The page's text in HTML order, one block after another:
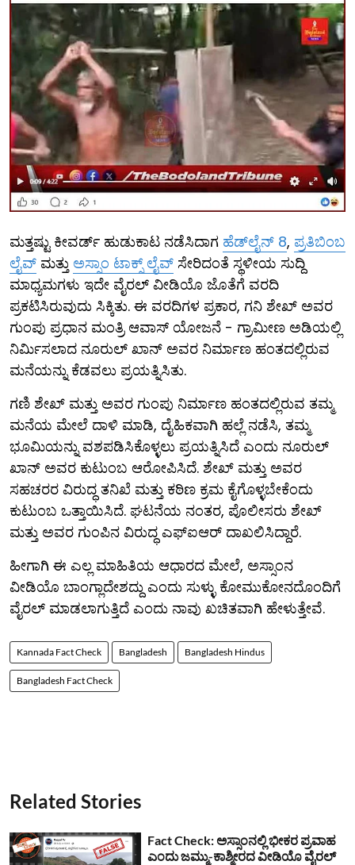
ಮತ್ತಷ್ಟು ಕೀವರ್ಡ್ ಹುಡುಕಾಟ ನಡೆಸಿದಾಗ ಹೆಡ್‌ಲೈನ್ 8, ಪ್ರತಿಬಿಂಬ
ಲೈವ್ ಮತ್ತು ಅಸ್ಸಾಂ ಟಾಕ್ಸ್ ಲೈವ್ ಸೇರಿದಂತೆ ಸ್ಥಳೀಯ ಸುದ್ದಿ
ಮಾಧ್ಯಮಗಳು ಇದೇ ವೈರಲ್ ವೀಡಿಯೊ ಜೊತೆಗೆ ವರದಿ
ಪ್ರಕಟಿಸಿರುವುದು ಸಿಕ್ಕಿತು. ಈ ವರದಿಗಳ ಪ್ರಕಾರ, ಗನಿ ಶೇಖ್ ಅವರ
ಗುಂಪು ಪ್ರಧಾನ ಮಂತ್ರಿ ಆವಾಸ್ ಯೋಜನೆ - ಗ್ರಾಮೀಣ ಅಡಿಯಲ್ಲಿ
ನಿರ್ಮಿಸಲಾದ ನೂರುಲ್ ಖಾನ್ ಅವರ ನಿರ್ಮಾಣ ಹಂತದಲ್ಲಿರುವ
ಮನೆಯನ್ನು ಕೆಡವಲು ಪ್ರಯತ್ನಿಸಿತು.
ಗಣಿ ಶೇಖ್ ಮತ್ತು ಅವರ ಗುಂಪು ನಿರ್ಮಾಣ ಹಂತದಲ್ಲಿರುವ ತಮ್ಮ
ಮನೆಯ ಮೇಲೆ ದಾಳಿ ಮಾಡಿ, ದೈಹಿಕವಾಗಿ ಹಲ್ಲೆ ನಡೆಸಿ, ತಮ್ಮ
ಭೂಮಿಯನ್ನು ವಶಪಡಿಸಿಕೊಳ್ಳಲು ಪ್ರಯತ್ನಿಸಿದೆ ಎಂದು ನೂರುಲ್
ಖಾನ್ ಅವರ ಕುಟುಂಬ ಆರೋಪಿಸಿದೆ. ಶೇಖ್ ಮತ್ತು ಅವರ
ಸಹಚರರ ವಿರುದ್ಧ ತನಿಖೆ ಮತ್ತು ಕಠಿಣ ಕ್ರಮ ಕೈಗೊಳ್ಳಬೇಕೆಂದು
ಕುಟುಂಬ ಒತ್ತಾಯಿಸಿದೆ. ಘಟನೆಯ ನಂತರ, ಪೊಲೀಸರು ಶೇಖ್
ಮತ್ತು ಅವರ ಗುಂಪಿನ ವಿರುದ್ಧ ಎಫ್‌ಐಆರ್ ದಾಖಲಿಸಿದ್ದಾರೆ.
ಹೀಗಾಗಿ ಈ ಎಲ್ಲ ಮಾಹಿತಿಯ ಆಧಾರದ ಮೇಲೆ, ಅಸ್ಸಾಂನ
ವೀಡಿಯೊ ಬಾಂಗ್ಲಾದೇಶದ್ದು ಎಂದು ಸುಳ್ಳು ಕೋಮುಕೋನದೊಂದಿಗೆ
ವೈರಲ್ ಮಾಡಲಾಗುತ್ತಿದೆ ಎಂದು ನಾವು ಖಚಿತವಾಗಿ ಹೇಳುತ್ತೇವೆ.
Kannada Fact Check Bangladesh Bangladesh Hindus
Bangladesh Fact Check
Related Stories
Fact Check: ಅಸ್ಸಾಂನಲ್ಲಿ ಭೀಕರ ಪ್ರವಾಹ
ಎಂದು ಜಮ್ಮು-ಕಾಶ್ಮೀರದ ವೀಡಿಯೊ ವೈರಲ್